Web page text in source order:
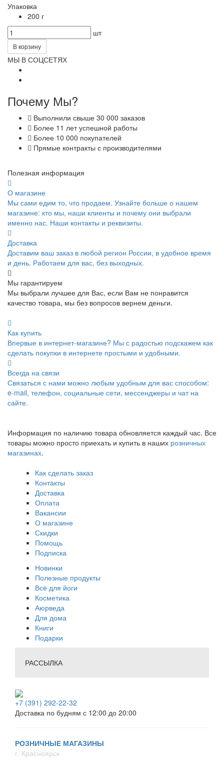
Упаковка
200 г
шт
В корзину
МЫ В СОЦСЕТЯХ
Почему Мы?
Выполнили свыше 30 000 заказов
Более 11 лет успешной работы
Более 10 000 покупателей
Прямые контракты с производителями
Полезная информация
О магазине
Мы сами едим то, что продаем. Узнайте больше о нашем
магазине: кто мы, наши клиенты и почему они выбрали
именно нас. Наши контакты и реквизиты.
Доставка
Доставим ваш заказ в любой регион России, в удобное время
и день. Работаем для вас, без выходных.
Мы гарантируем
Мы выбрали лучшее для Вас, если Вам не понравится
качество товара, мы без вопросов вернем деньги.
Как купить
Впервые в интернет-магазине? Мы с радостью подскажем как
сделать покупки в интернете простыми и удобными.
Всегда на связи
Связаться с нами можно любым удобным для вас способом:
e-mail, телефон, социальные сети, мессенджеры и чат на
сайте.
Информация по наличию товара обновляется каждый час. Все
товары можно просто приехать и купить в наших розничных
магазинах.
Как сделать заказ
Контакты
Доставка
Оплата
Вакансии
О магазине
Скидки
Помощь
Подписка
Новинки
Полезные продукты
Всё для йоги
Косметика
Аюрведа
Для дома
Книги
Подарки
РАССЫЛКА
+7 (391) 292-22-32
Доставка по будням с 12:00 до 20:00
РОЗНИЧНЫЕ МАГАЗИНЫ
г. Красноярск